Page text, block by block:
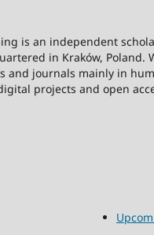
is an independent
in Kraków, Poland.
and journals mainly in
projects and open